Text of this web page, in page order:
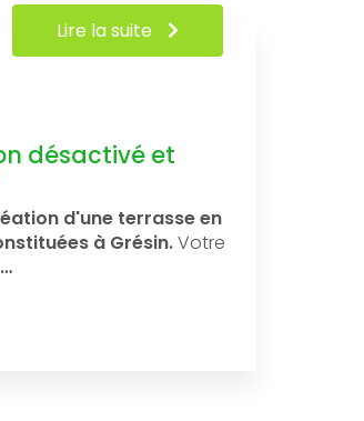
désactivé et
d'une terrasse en
à Grésin.Votre
Lire la suite